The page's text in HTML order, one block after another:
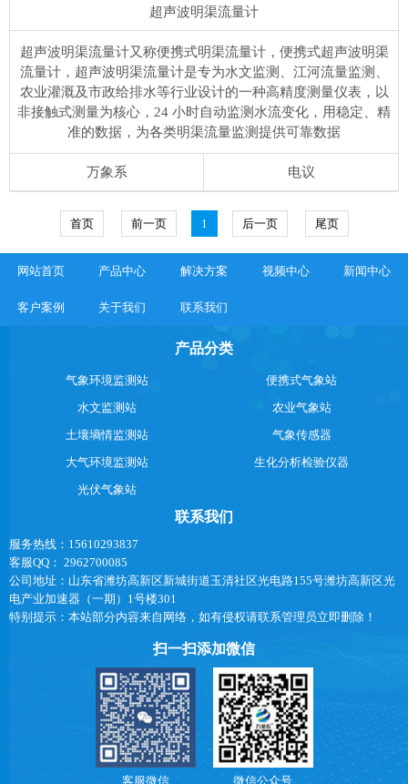
超声波明渠流量计
超声波明渠流量计又称便携式明渠流量计，便携式超声波明渠
流量计，超声波明渠流量计是专为水文监测、江河流量监测、
农业灌溉及市政给排水等行业设计的一种高精度测量仪表，以
非接触式测量为核心，24 小时自动监测水流变化，用稳定、精
准的数据，为各类明渠流量监测提供可靠数据
万象系 电议
首页 前一页 1 后一页 尾页
网站首页 产品中心 解决方案 视频中心 新闻中心
客户案例 关于我们 联系我们
产品分类
气象环境监测站
便携式气象站
水文监测站
农业气象站
土壤墒情监测站
气象传感器
大气环境监测站
生化分析检验仪器
光伏气象站
联系我们
服务热线：15610293837
客服QQ： 2962700085
公司地址：山东省潍坊高新区新城街道玉清社区光电路155号潍坊高新区光
电产业加速器（一期）1号楼301
特别提示：本站部分内容来自网络，如有侵权请联系管理员立即删除！
扫一扫添加微信
客服微信 微信公众号